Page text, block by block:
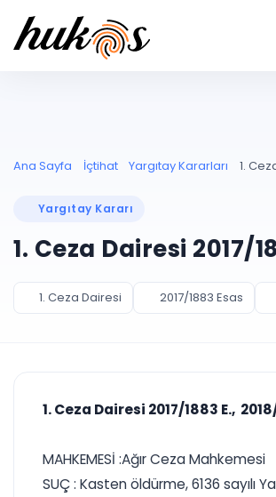
Ana Sayfa İçtihat Yargıtay Kararları 1.
Yargıtay Kararı
1. Ceza Dairesi 2017/
1. Ceza Dairesi 2017/1883 Esas
1. Ceza Dairesi 2017/1883 E.,
MAHKEMESİ :Ağır Ceza Mahkemesi
SUÇ : Kasten öldürme, 6136 sayılı